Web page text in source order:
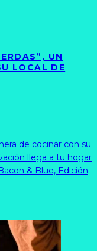
UN
LOCAL DE
de cocinar con su
llega a tu hogar
& Blue, Edición